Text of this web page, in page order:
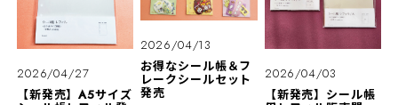
2026/04/27
【新発売】A5サイズ
2026/04/13
お得なシール帳＆フ
レークシールセット
発売
2026/04/03
【新発売】シール帳